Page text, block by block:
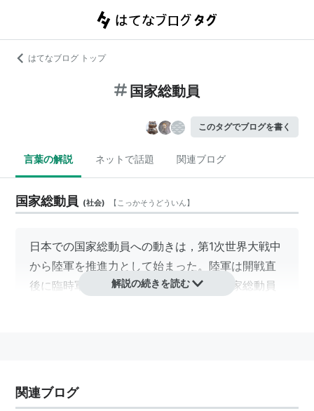
はてなブログ トップ
国家総動員
このタグでブログを書く
言葉の解説 ネットで話題 関連ブログ
国家総動員 (社会) 【こっかそうどういん】
日本での国家総動員への動きは，第1次世界大戦中
から陸軍を推進力として始まった。陸軍は開戦直
後に臨時軍事調査委員をおき，各国の国家総動員
事務を統轄するため内閣総理大臣のもとに軍需局
がおかれた。臨時軍事調査委員は永田鉄山中佐が
解説の続きを読む
関連ブログ